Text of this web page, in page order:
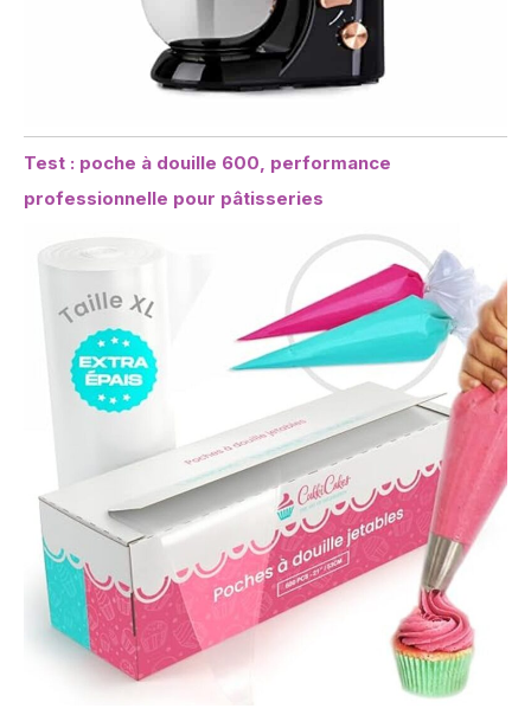
Test : poche à douille 600, performance
professionnelle pour pâtisseries